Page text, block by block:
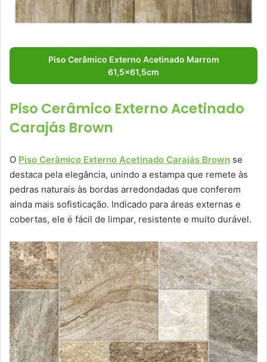
Piso Cerâmico Externo Acetinado Marrom
61,5×61,5cm
Piso Cerâmico Externo Acetinado
Carajás Brown
O Piso Cerâmico Externo Acetinado Carajás Brown se
destaca pela elegância, unindo a estampa que remete às
pedras naturais às bordas arredondadas que conferem
ainda mais sofisticação. Indicado para áreas externas e
cobertas, ele é fácil de limpar, resistente e muito durável.